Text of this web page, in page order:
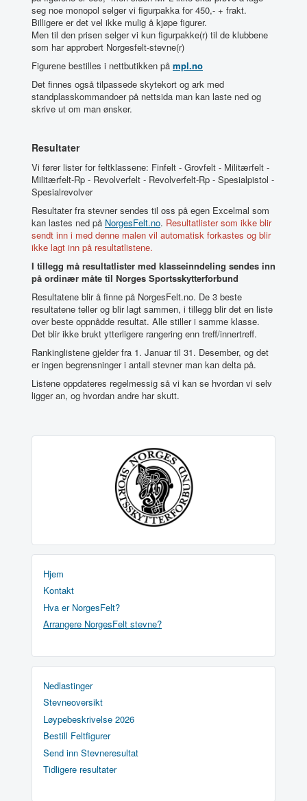
seg noe monopol selger vi figurpakka for 450,- + frakt.
Billigere er det vel ikke mulig å kjøpe figurer.
Men til den prisen selger vi kun figurpakke(r) til de klubbene
som har approbert Norgesfelt-stevne(r)
Figurene bestilles i nettbutikken på mpl.no
Det finnes også tilpassede skytekort og ark med
standplasskommandoer på nettsida man kan laste ned og
skrive ut om man ønsker.
Resultater
Vi fører lister for feltklassene: Finfelt - Grovfelt - Militærfelt -
Militærfelt-Rp - Revolverfelt - Revolverfelt-Rp - Spesialpistol -
Spesialrevolver
Resultater fra stevner sendes til oss på egen Excelmal som
kan lastes ned på NorgesFelt.no. Resultatlister som ikke blir
sendt inn i med denne malen vil automatisk forkastes og blir
ikke lagt inn på resultatlistene.
I tillegg må resultatlister med klasseinndeling sendes inn
på ordinær måte til Norges Sportsskytterforbund
Resultatene blir å finne på NorgesFelt.no. De 3 beste
resultatene teller og blir lagt sammen, i tillegg blir det en liste
over beste oppnådde resultat. Alle stiller i samme klasse.
Det blir ikke brukt ytterligere rangering enn treff/innertreff.
Rankinglistene gjelder fra 1. Januar til 31. Desember, og det
er ingen begrensninger i antall stevner man kan delta på.
Listene oppdateres regelmessig så vi kan se hvordan vi selv
ligger an, og hvordan andre har skutt.
Hjem
Kontakt
Hva er NorgesFelt?
Arrangere NorgesFelt stevne?
Nedlastinger
Stevneoversikt
Løypebeskrivelse 2026
Bestill Feltfigurer
Send inn Stevneresultat
Tidligere resultater